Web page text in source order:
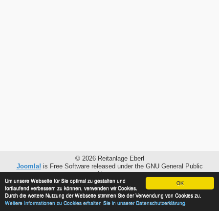
OK
Um unsere Webseite für Sie optimal zu gestalten und
fortlaufend verbessern zu können, verwenden wir Cookies.
Durch die weitere Nutzung der Webseite stimmen Sie der Verwendung von Cookies zu.
Weitere Informationen zu Cookies erhalten Sie in unserer Datenschutzerklärung.
© 2026 Reitanlage Eberl
Joomla! is Free Software released under the GNU General Public
License.
Mobile version byMobile Joomla!
Desktop Version